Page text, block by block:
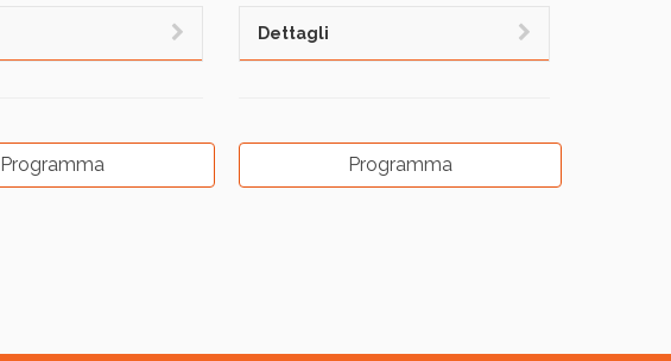
Programma
Dettagli
Programma